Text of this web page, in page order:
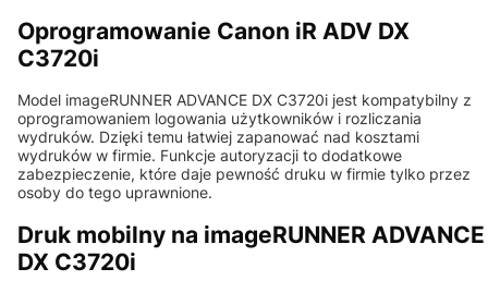
Oprogramowanie Canon iR ADV DX
C3720i
Model imageRUNNER ADVANCE DX C3720i jest kompatybilny z
oprogramowaniem logowania użytkowników i rozliczania
wydruków. Dzięki temu łatwiej zapanować nad kosztami
wydruków w firmie. Funkcje autoryzacji to dodatkowe
zabezpieczenie, które daje pewność druku w firmie tylko przez
osoby do tego uprawnione.
Druk mobilny na imageRUNNER ADVANCE
DX C3720i